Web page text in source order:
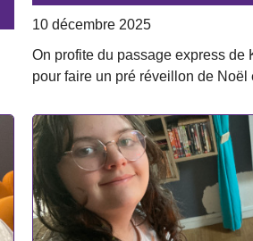
10 décembre 2025
On profite du passage express de
pour faire un pré réveillon de Noël